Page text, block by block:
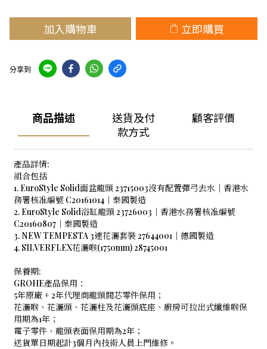
加入購物車 立即購買
分享到
商品描述
送貨及付
款方式
顧客評價
產品詳情:
組合包括
1. EuroStyle Solid面盆龍頭 23715003沒有配置彈弓去水│香港水
務署核准編號 C20161014│泰國製造
2. EuroStyle Solid浴缸龍頭 23726003│香港水務署核准編號
C20160807│泰國製造
3. NEW TEMPESTA 3速花灑套裝 27644001│德國製造
4. SILVERFLEX花灑喉(1750mm) 28745001
保養期:
GROHE產品保用：
5年原廠 + 2年代理商龍頭閥芯零件保用；
花灑喉、花灑頭、花灑柱及花灑頭底座、廚房可拉出式纖維喉保
用期為1年；
電子零件、龍頭表面保用期為2年；
送貨單日期起計3個月內技術人員上門維修。